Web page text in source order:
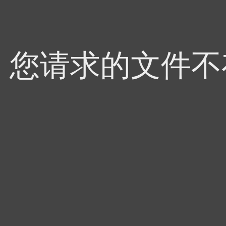
您请求的文件